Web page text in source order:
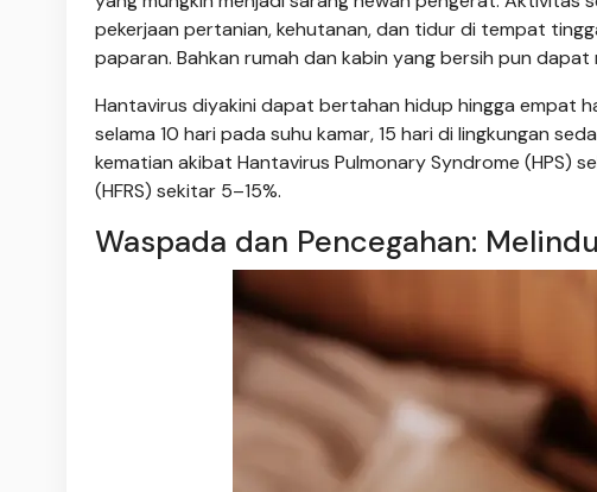
pekerjaan pertanian, kehutanan, dan tidur di tempat
paparan. Bahkan rumah dan kabin yang bersih pun
Hantavirus diyakini dapat bertahan hidup hingga empat
selama 10 hari pada suhu kamar, 15 hari di lingkungan
kematian akibat Hantavirus Pulmonary Syndrome (HPS)
(HFRS) sekitar 5–15%.
Waspada dan Pencegahan: